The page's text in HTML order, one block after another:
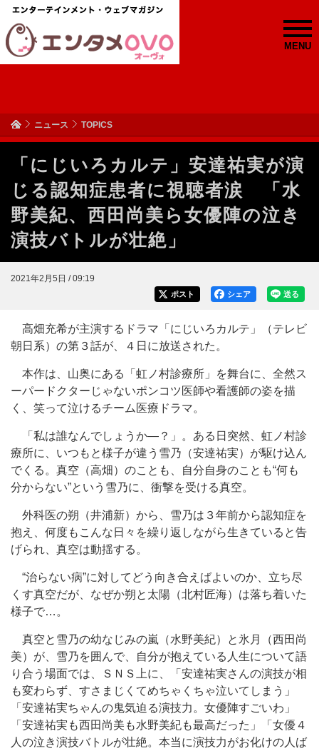
MENU
ニュース TOPICS
「にじいろカルテ」安達祐実が演
じる認知症患者に視聴者涙 「水
野美紀、西田尚美ら女優陣の泣き
演技バトルが壮絶」
2021年2月5日 / 09:19
送る
シェア
ポスト
高畑充希が主演するドラマ「にじいろカルテ」（テレビ
朝日系）の第３話が、４日に放送された。
本作は、山奥にある「虹ノ村診療所」を舞台に、全然ス
ーパードクターじゃないポンコツ医師や看護師の姿を描
く、笑って泣けるチーム医療ドラマ。
「私は誰なんでしょうか―？」。ある日突然、虹ノ村診
療所に、いつもと様子が違う雪乃（安達祐実）が駆け込ん
でくる。真空（高畑）のことも、自分自身のことも“何も
分からない”という雪乃に、衝撃を受ける真空。
外科医の朔（井浦新）から、雪乃は３年前から認知症を
抱え、何度もこんな日々を繰り返しながら生きていると告
げられ、真空は動揺する。
“治らない病”に対してどう向き合えばよいのか、立ち尽
くす真空だが、なぜか朔と太陽（北村匠海）は落ち着いた
様子で…。
真空と雪乃の幼なじみの嵐（水野美紀）と氷月（西田尚
美）が、雪乃を囲んで、自分が抱えている人生について語
り合う場面では、ＳＮＳ上に、「安達祐実さんの演技が相
も変わらず、すさまじくてめちゃくちゃ泣いてしまう」
「安達祐実ちゃんの鬼気迫る演技力。女優陣すごいわ」
「安達祐実も西田尚美も水野美紀も最高だった」「女優４
人の泣き演技バトルが壮絶。本当に演技力がお化けの人ば